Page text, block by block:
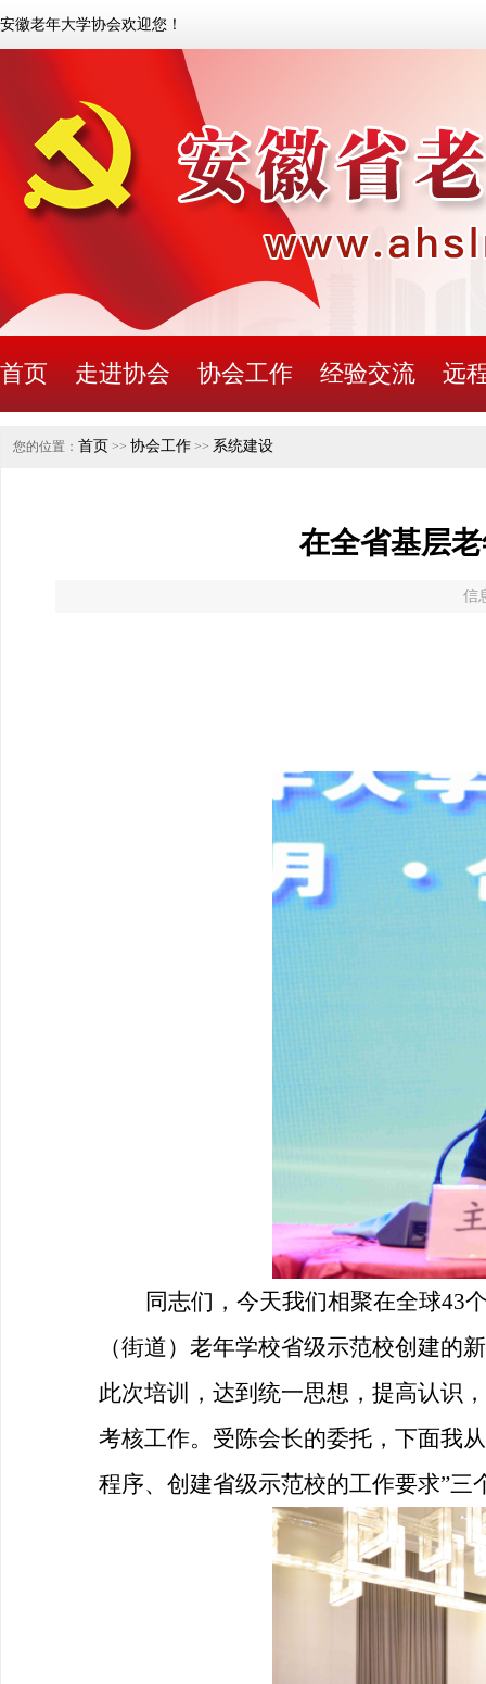
安徽老年大学协会欢迎您！
首页 走进协会 协会工作 经验交流 远
您的位置： 首页 >> 协会工作 >> 系统建设
在全省基层
信
同志们，今天我们相聚在全球43
（街道）老年学校省级示范校创建的
此次培训，达到统一思想，提高认识
考核工作。受陈会长的委托，下面我
程序、创建省级示范校的工作要求”三